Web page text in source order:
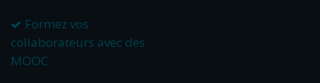
Formez vos
collaborateurs avec des
MOOC